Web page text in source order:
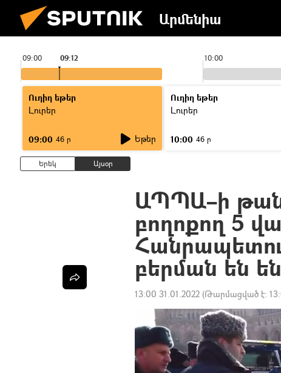
Արմենիա
09:00 10:00
09:12
Ուղիղ եթեր
Լուրեր
09:00 46 ր Եթեր
Ուղիղ եթեր
Լուրեր
10:00 46 ր
Երեկ Այսօր
ԱՊՊԱ–ի
բողոքող 5
բերման են
13:00 31.01.2022 (Թարմացված է: